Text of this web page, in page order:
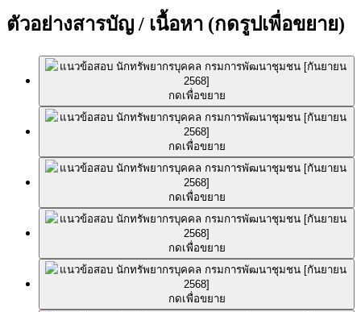
ตัวอย่างสารบัญ / เนื้อหา (กดรูปเพื่อขยาย)
กดเพื่อขยาย
กดเพื่อขยาย
กดเพื่อขยาย
กดเพื่อขยาย
กดเพื่อขยาย